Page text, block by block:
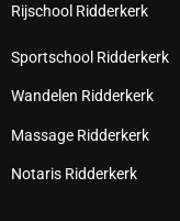
Rijschool Ridderkerk
Sportschool Ridderkerk
Wandelen Ridderkerk
Massage Ridderkerk
Notaris Ridderkerk